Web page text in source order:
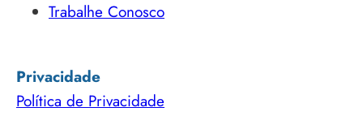
Trabalhe Conosco
Privacidade
Política de Privacidade